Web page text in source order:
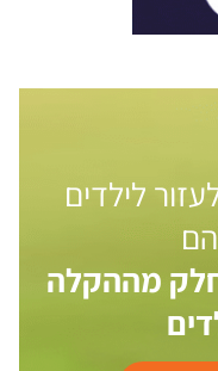
לילדים
מההקלה